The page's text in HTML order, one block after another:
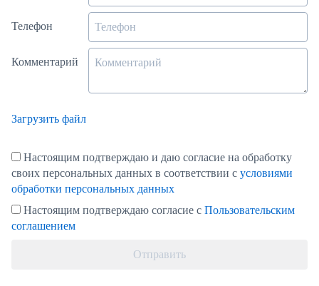
Телефон
Комментарий
Загрузить файл
Настоящим подтверждаю и даю согласие на обработку
своих персональных данных в соответствии с условиями
обработки персональных данных
Настоящим подтверждаю согласие с Пользовательским
соглашением
Отправить